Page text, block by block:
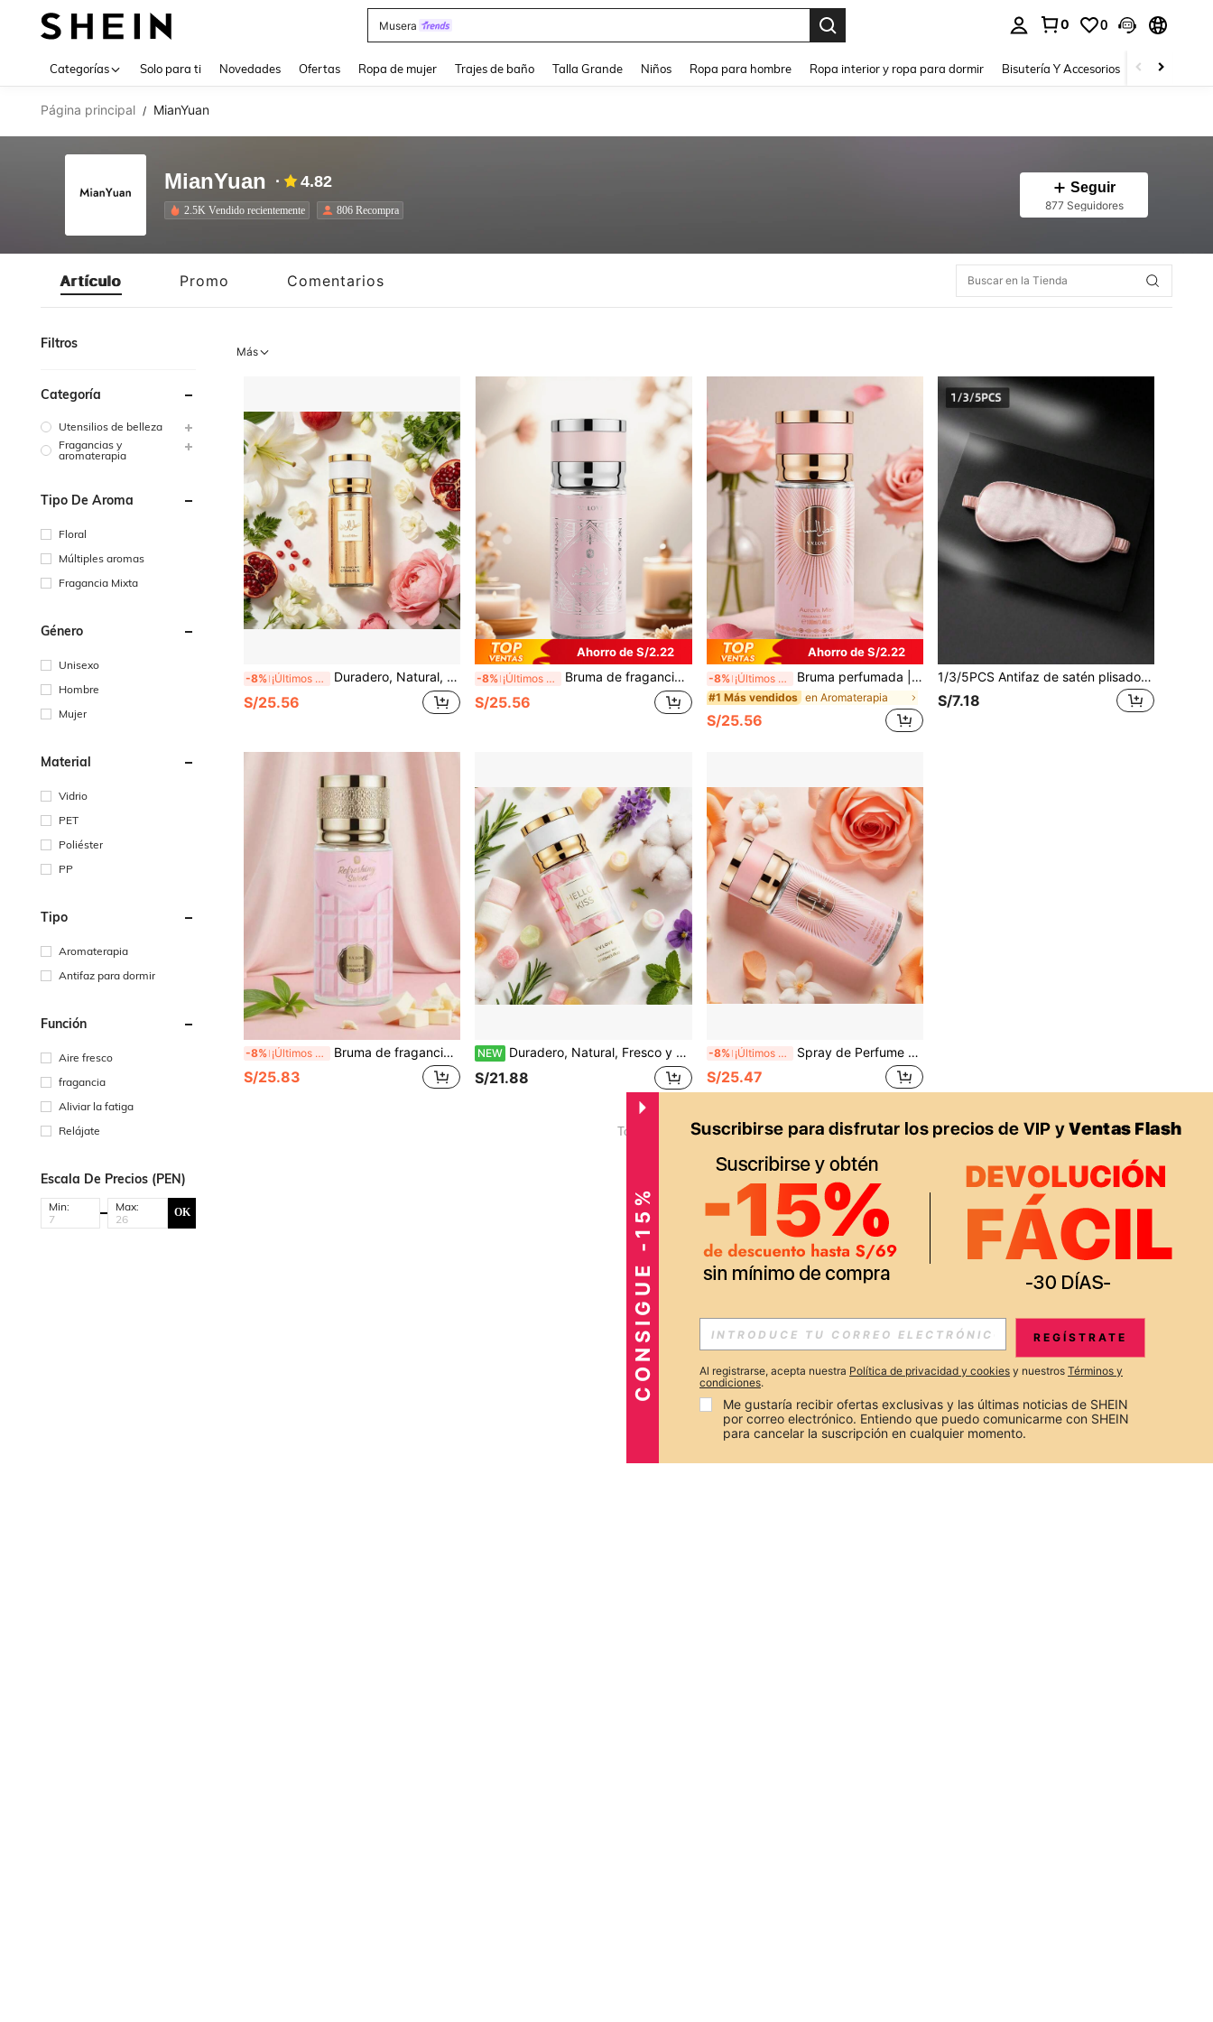
Dazy
0 0
Categorías Solo para ti Novedades Ofertas Ropa de mujer Trajes de baño Talla Grande Niños Ropa para hombre Ropa interior y ropa para dormir Bisutería Y Accesorios Zapatos
Página principal / MianYuan
MianYuan 4.82
2.5K Vendido recientemente 806 Recompra
Seguir
877 Seguidores
Artículo Promo Comentarios
Filtros
Categoría
Utensilios de belleza
Fragancias y
aromaterapia
Tipo De Aroma
Floral
Múltiples aromas
Fragancia Mixta
Género
Unisexo
Hombre
Mujer
Material
Vidrio
PET
Poliéster
PP
Tipo
Aromaterapia
Antifaz para dormir
Función
Aire fresco
fragancia
Aliviar la fatiga
Relájate
Escala De Precios (PEN)
Min: Max: OK
Más
-8% ¡Últimos 2 días Duradero, Natural, Fresco y Encantador | Perfume de Aromaterapia en Spray para Mujeres | Perfume Portátil para Refrescar el Aire, Adecuado para Fiestas | Fiesta | Regalo de Cumpleaños para la Novia
S/25.56
Ahorro de S/2.22
-8% ¡Últimos 2 días Bruma de fragancia | De larga duración, natural, fresca, encantadora | Aroma afrutado floral gourmand | Ambientador portátil, adecuado para fiestas | Fiestas | Regalo de cumpleaños para amigos
S/25.56
Ahorro de S/2.22
-8% ¡Últimos 2 días Bruma perfumada | Aroma floral y amaderado | Fragancia de larga duración, natural y fresca, encantadora ambientador portátil, adecuado para fiestas | Regalos del Día de San Valentín o regalos de cumpleaños para amigos
#1 Más vendidos en Aromaterapia
S/25.56
1/3/5PCS Antifaz de satén plisado, sombreador para aliviar la fatiga ocular, para estudiantes, niños, hombres y mujeres, viajes, dormitorio, empaquetado individualmente
S/7.18
-8% ¡Últimos 2 días Bruma de fragancia clásica, ambientador, aroma floral duradero, esencial para el verano, diseño de botella compacto, portátil, atractivo fresco natural, para el hogar, la oficina, el hotel, el coche, la almohada, el armario, el equipaje, la playa, la boda, la cita, regalo para familiares y amigos, esencial para viajes festivos, Navidad, Día de San Valentín, Día de la Madre, Día del Padre, festivales
S/25.83
NEW Duradero, Natural, Fresco y Encantador | Perfume de Aromaterapia en Spray para Mujeres | Perfume Ambientador Portátil, Adecuado para Fiestas | Fiesta | Regalo de Cumpleaños para la Novia
S/21.88
-8% ¡Últimos 2 días Spray de Perfume de Aromaterapia para Mujeres | Duradero, Natural, Fresco y Encantador | Perfume Ambientador Portátil, Adecuado para Fiestas | Fiesta | Regalo de Cumpleaños para Novia
S/25.47
Total de 1 páginas 1
CONSIGUE -15% REGÍSTRATE
Al registrarse, acepta nuestra Política de privacidad y cookies y nuestros Términos y
condiciones.
Me gustaría recibir ofertas exclusivas y las últimas noticias de SHEIN
por correo electrónico. Entiendo que puedo comunicarme con SHEIN
para cancelar la suscripción en cualquier momento.